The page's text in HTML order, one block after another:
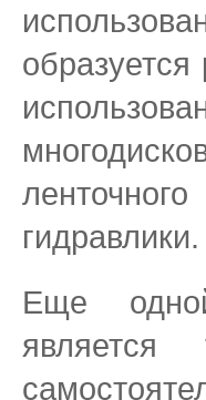
гидравлики.
Еще
является